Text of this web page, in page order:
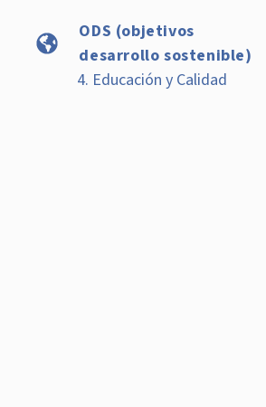
ODS (objetivos
desarrollo sostenible)
4. Educación y Calidad